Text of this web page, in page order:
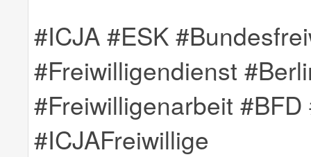
#ICJA #ESK
#Freiwilligendienst
#Freiwilligenarbeit
#ICJAFreiwillige